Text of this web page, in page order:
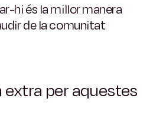
hi és la millor manera
de la comunitat
extra per aquestes